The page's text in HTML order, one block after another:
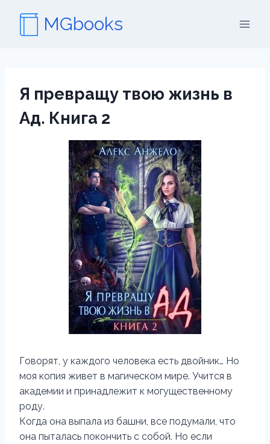
содержимому
MGbooks
Я превращу твою жизнь в
Ад. Книга 2
Говорят, у каждого человека есть двойник… Но
моя копия живет в магическом мире. Учится в
академии и принадлежит к могущественному
роду.
Когда она выпала из башни, все подумали, что
она пыталась покончить с собой. Но если